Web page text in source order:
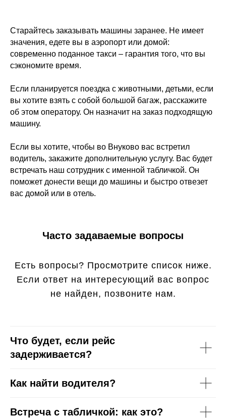
Старайтесь заказывать машины заранее. Не имеет
значения, едете вы в аэропорт или домой:
современно поданное такси – гарантия того, что вы
сэкономите время.
Если планируется поездка с животными, детьми, если
вы хотите взять с собой большой багаж, расскажите
об этом оператору. Он назначит на заказ подходящую
машину.
Если вы хотите, чтобы во Внуково вас встретил
водитель, закажите дополнительную услугу. Вас будет
встречать наш сотрудник с именной табличкой. Он
поможет донести вещи до машины и быстро отвезет
вас домой или в отель.
Часто задаваемые вопросы
Есть вопросы? Просмотрите список ниже.
Если ответ на интересующий вас вопрос
не найден, позвоните нам.
Что будет, если рейс
задерживается?
Как найти водителя?
Встреча с табличкой: как это?